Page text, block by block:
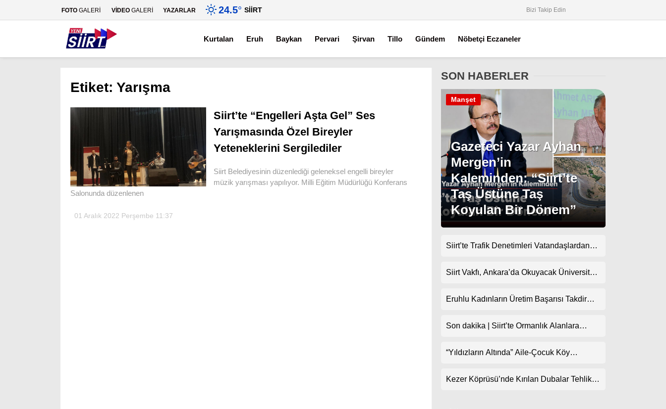
Gündem
Ekonomi
Spor
FOTO GALERİ VİDEO GALERİ YAZARLAR 24.5° SIIRT Bizi Takip Edin
Kurtalan Eruh Baykan Pervari Şirvan Tillo Gündem Nöbetçi Eczaneler
Etiket: Yarışma
Siirt’te “Engelleri Aşta Gel” Ses
Yarışmasında Özel Bireyler
Yeteneklerini Sergilediler
Siirt Belediyesinin düzenlediği geleneksel engelli bireyler
müzik yarışması yapılıyor. Milli Eğitim Müdürlüğü Konferans
Salonunda düzenlenen
01 Aralık 2022 Perşembe 11:37
SON HABERLER
Gazeteci Yazar Ayhan
Mergen’in
Kaleminden: “Siirt’te
Taş Üstüne Taş
Koyulan Bir Dönem”
Manşet
Siirt’te Trafik Denetimleri Vatandaşlardan
Siirt Vakfı, Ankara’da Okuyacak Üniversite
Eruhlu Kadınların Üretim Başarısı Takdir
Son dakika | Siirt’te Ormanlık Alanlara
“Yıldızların Altında” Aile-Çocuk Köy
Köylerindeki Çocuklarla Buluşuyor
Kezer Köprüsü’nde Kırılan Dubalar Tehlike